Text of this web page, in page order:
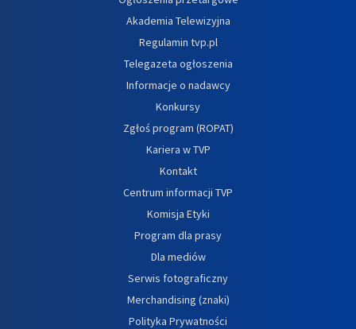
Akademia Telewizyjna
Regulamin tvp.pl
Telegazeta ogłoszenia
Informacje o nadawcy
Konkursy
Zgłoś program (ROPAT)
Kariera w TVP
Kontakt
Centrum informacji TVP
Komisja Etyki
Program dla prasy
Dla mediów
Serwis fotograficzny
Merchandising (znaki)
Polityka Prywatności